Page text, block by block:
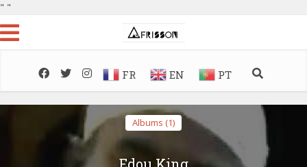
" "
FR EN PT
Albums (1)